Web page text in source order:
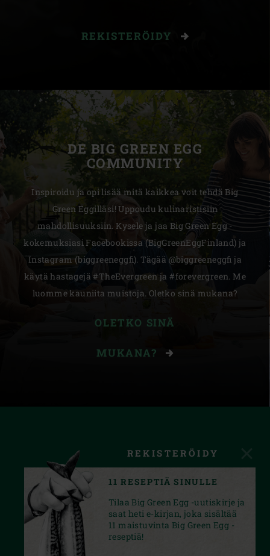
REKISTERÖIDY
DE BIG GREEN EGG
COMMUNITY
Inspiroidu ja opi lisää mitä kaikkea voit tehdä Big
Green Eggilläsi! Uppoudu kulinaristisiin
mahdollisuuksiin. Kysele ja jaa Big Green Egg -
kokemuksiasi Facebookissa (BigGreenEggFinland) ja
Instagram (biggreeneggfi). Tägää @biggreeneggfi ja
käytä hastagejä #TheEvergreen ja #forevergreen. Me
luomme kauniita muistoja. Oletko sinä mukana?
OLETKO SINÄ
MUKANA?
REKISTERÖIDY
11 RESEPTIÄ SINULLE
Tilaa Big Green Egg -uutiskirje ja
saat heti e-kirjan, joka sisältää
11 maistuvinta Big Green Egg -
reseptiä!